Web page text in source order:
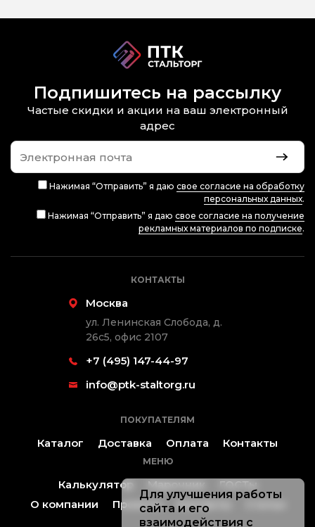
Подпишитесь на рассылку
Частые скидки и акции на ваш электронный
адрес
Нажимая “Отправить” я даю свое согласие на обработку
персональных данных.
Нажимая “Отправить” я даю свое согласие на получение
рекламных материалов по подписке.
КОНТАКТЫ
Москва
ул. Ленинская Слобода, д.
26с5, офис 2107
+7 (495) 147-44-97
info@ptk-staltorg.ru
ПОКУПАТЕЛЯМ
Каталог Доставка Оплата Контакты
МЕНЮ
Калькулятор Марочник
ГОСТы
О компании
Проекты Контакты
Для улучшения работы
сайта и его
взаимодействия с